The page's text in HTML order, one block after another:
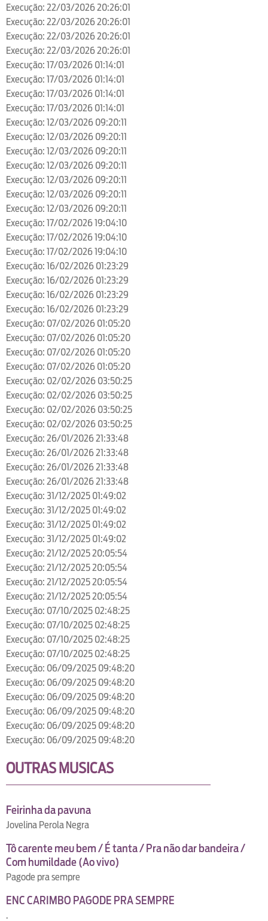
Execução: 22/03/2026 20:26:01
Execução: 22/03/2026 20:26:01
Execução: 22/03/2026 20:26:01
Execução: 22/03/2026 20:26:01
Execução: 17/03/2026 01:14:01
Execução: 17/03/2026 01:14:01
Execução: 17/03/2026 01:14:01
Execução: 17/03/2026 01:14:01
Execução: 12/03/2026 09:20:11
Execução: 12/03/2026 09:20:11
Execução: 12/03/2026 09:20:11
Execução: 12/03/2026 09:20:11
Execução: 12/03/2026 09:20:11
Execução: 12/03/2026 09:20:11
Execução: 12/03/2026 09:20:11
Execução: 17/02/2026 19:04:10
Execução: 17/02/2026 19:04:10
Execução: 17/02/2026 19:04:10
Execução: 16/02/2026 01:23:29
Execução: 16/02/2026 01:23:29
Execução: 16/02/2026 01:23:29
Execução: 16/02/2026 01:23:29
Execução: 07/02/2026 01:05:20
Execução: 07/02/2026 01:05:20
Execução: 07/02/2026 01:05:20
Execução: 07/02/2026 01:05:20
Execução: 02/02/2026 03:50:25
Execução: 02/02/2026 03:50:25
Execução: 02/02/2026 03:50:25
Execução: 02/02/2026 03:50:25
Execução: 26/01/2026 21:33:48
Execução: 26/01/2026 21:33:48
Execução: 26/01/2026 21:33:48
Execução: 26/01/2026 21:33:48
Execução: 31/12/2025 01:49:02
Execução: 31/12/2025 01:49:02
Execução: 31/12/2025 01:49:02
Execução: 31/12/2025 01:49:02
Execução: 21/12/2025 20:05:54
Execução: 21/12/2025 20:05:54
Execução: 21/12/2025 20:05:54
Execução: 21/12/2025 20:05:54
Execução: 07/10/2025 02:48:25
Execução: 07/10/2025 02:48:25
Execução: 07/10/2025 02:48:25
Execução: 07/10/2025 02:48:25
Execução: 06/09/2025 09:48:20
Execução: 06/09/2025 09:48:20
Execução: 06/09/2025 09:48:20
Execução: 06/09/2025 09:48:20
Execução: 06/09/2025 09:48:20
Execução: 06/09/2025 09:48:20
OUTRAS MUSICAS
Feirinha da pavuna
Jovelina Perola Negra
Tô carente meu bem / É tanta / Pra não dar bandeira /
Com humildade (Ao vivo)
Pagode pra sempre
ENC CARIMBO PAGODE PRA SEMPRE
.